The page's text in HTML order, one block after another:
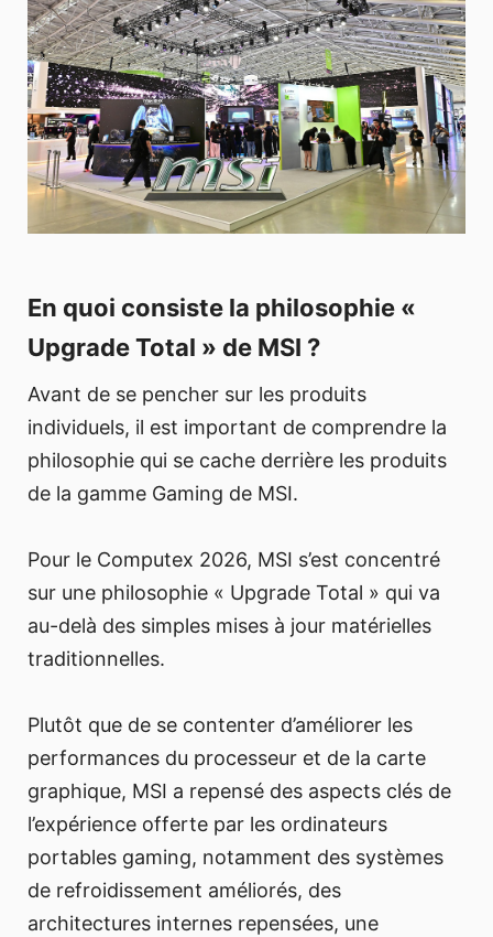
En quoi consiste la philosophie «
Upgrade Total » de MSI ?
Avant de se pencher sur les produits
individuels, il est important de comprendre la
philosophie qui se cache derrière les produits
de la gamme Gaming de MSI.
Pour le Computex 2026, MSI s’est concentré
sur une philosophie « Upgrade Total » qui va
au-delà des simples mises à jour matérielles
traditionnelles.
Plutôt que de se contenter d’améliorer les
performances du processeur et de la carte
graphique, MSI a repensé des aspects clés de
l’expérience offerte par les ordinateurs
portables gaming, notamment des systèmes
de refroidissement améliorés, des
architectures internes repensées, une